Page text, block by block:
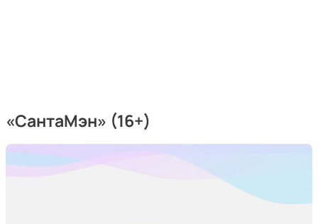
«СантаМэн» (16+)